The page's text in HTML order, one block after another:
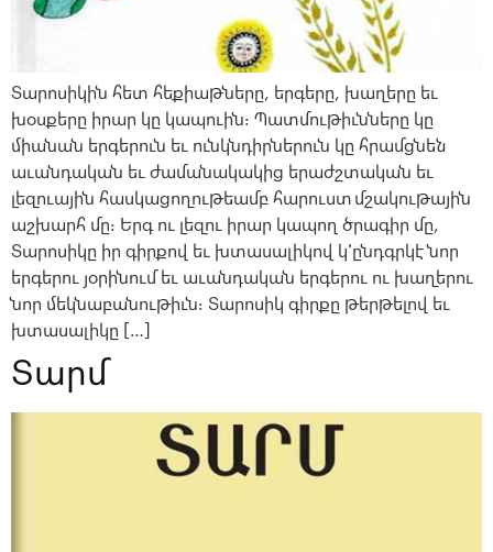
Տարոսիկին հետ հեքիաթները, երգերը, խաղերը եւ
խօսքերը իրար կը կապուին։ Պատմութիւնները կը
միանան երգերուն եւ ունկնդիրներուն կը հրամցնեն
աւանդական եւ ժամանակակից երաժշտական եւ
լեզուային հասկացողութեամբ հարուստ մշակութային
աշխարհ մը։ Երգ ու լեզու իրար կապող ծրագիր մը,
Տարոսիկը իր գիրքով եւ խտասալիկով կ՚ընդգրկէ նոր
երգերու յօրինում եւ աւանդական երգերու ու խաղերու
նոր մեկնաբանութիւն։ Տարոսիկ գիրքը թերթելով եւ
խտասալիկը […]
Տարմ